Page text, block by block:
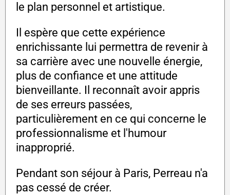
le plan personnel et artistique.
Il espère que cette expérience
enrichissante lui permettra de revenir à
sa carrière avec une nouvelle énergie,
plus de confiance et une attitude
bienveillante. Il reconnaît avoir appris
de ses erreurs passées,
particulièrement en ce qui concerne le
professionnalisme et l'humour
inapproprié.
Pendant son séjour à Paris, Perreau n'a
pas cessé de créer.